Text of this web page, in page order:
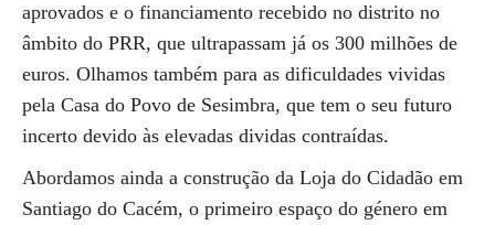
aprovados e o financiamento recebido no distrito no
âmbito do PRR, que ultrapassam já os 300 milhões de
euros. Olhamos também para as dificuldades vividas
pela Casa do Povo de Sesimbra, que tem o seu futuro
incerto devido às elevadas dividas contraídas.
Abordamos ainda a construção da Loja do Cidadão em
Santiago do Cacém, o primeiro espaço do género em